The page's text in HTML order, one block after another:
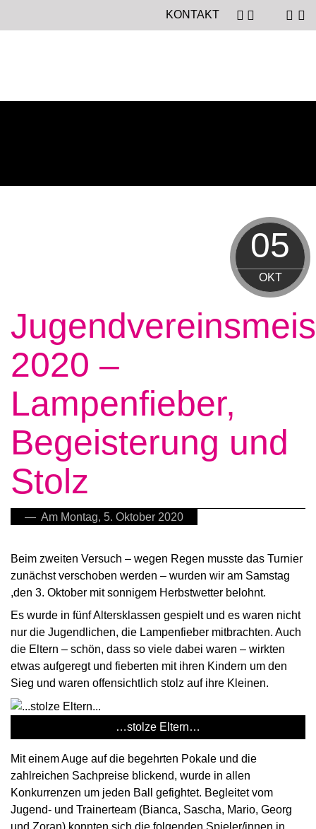
KONTAKT
05
OKT
2020 –
Lampenfieber,
Begeisterung und
Stolz
— Am Montag, 5. Oktober 2020
Beim zweiten Versuch – wegen Regen musste das Turnier
zunächst verschoben werden – wurden wir am Samstag
,den 3. Oktober mit sonnigem Herbstwetter belohnt.
Es wurde in fünf Altersklassen gespielt und es waren nicht
nur die Jugendlichen, die Lampenfieber mitbrachten. Auch
die Eltern – schön, dass so viele dabei waren – wirkten
etwas aufgeregt und fieberten mit ihren Kindern um den
Sieg und waren offensichtlich stolz auf ihre Kleinen.
…stolze Eltern…
Mit einem Auge auf die begehrten Pokale und die
zahlreichen Sachpreise blickend, wurde in allen
Konkurrenzen um jeden Ball gefightet. Begleitet vom
Jugend- und Trainerteam (Bianca, Sascha, Mario, Georg
und Zoran) konnten sich die folgenden Spieler/innen in